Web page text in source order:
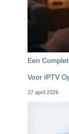
Een
Voor IPTV
27 april 2026